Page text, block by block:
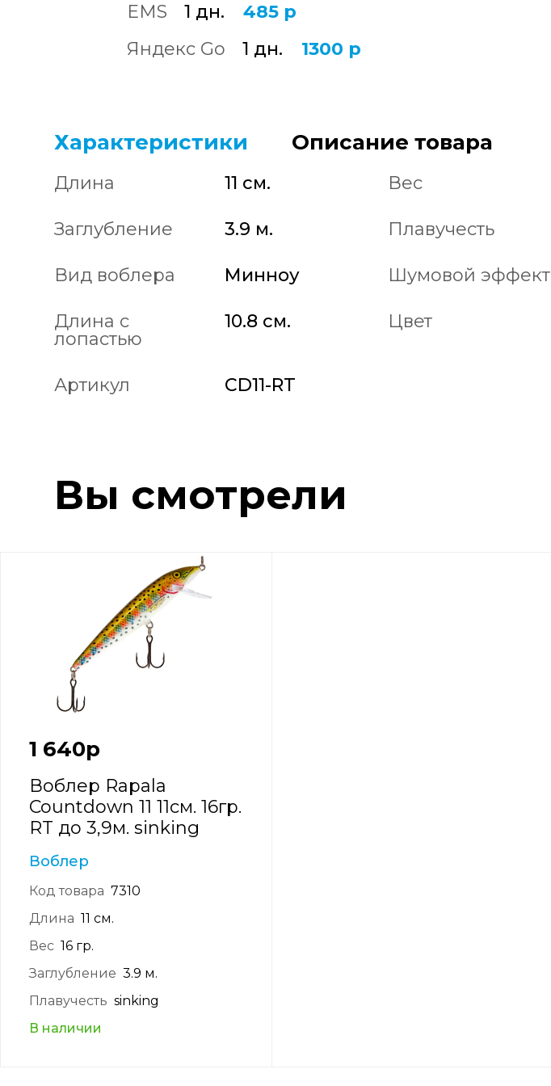
EMS
1 дн.
485 р
Яндекс Go
1 дн. 1300 р
Характеристики Описание товара
Длина 11 см. Вес
Заглубление 3.9 м. Плавучесть
Вид воблера Минноу Шумовой эффект
Длина с
лопастью
10.8 см. Цвет
Артикул CD11-RT
Вы смотрели
1 640р
Воблер Rapala
Countdown 11 11см. 16гр.
RT до 3,9м. sinking
Воблер
Код товара 7310
Длина 11 см.
Вес 16 гр.
Заглубление 3.9 м.
Плавучесть sinking
В наличии